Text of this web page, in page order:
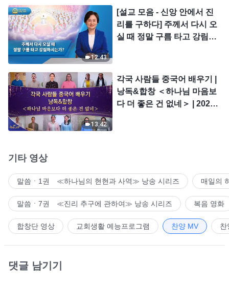
12:43
[설교 모음 - 신앙 안에서 진
리를 구하다] 주께서 다시 오
실 때 정말 구름 타고 강림하
13:42
각국 사람들 중국어 배우기 |
낭독&합창 ＜하나님 마음보
다 더 좋은 건 없네＞ | 2026
기타 영상
말씀ㆍ1권 ≪하나님의 현현과 사역≫ 낭송 시리즈 매일의
말씀ㆍ7권 ≪진리 추구에 관하여≫ 낭송 시리즈 복음 영화
합창단 영상 교회생활 예능프로그램 찬양 MV 찬
댓글 남기기